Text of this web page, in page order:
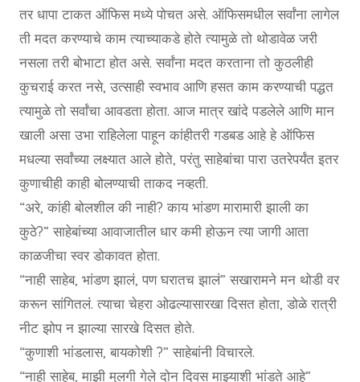
तर धापा टाकत ऑफिस मध्ये पोचत असे. ऑफिसमधील सर्वांना लागेल
ती मदत करण्याचे काम त्याच्याकडे होते त्यामुळे तो थोडावेळ जरी
नसला तरी बोभाटा होत असे. सर्वांना मदत करताना तो कुठलीही
कुचराई करत नसे, उत्साही स्वभाव आणि हसत काम करण्याची पद्धत
त्यामुळे तो सर्वांचा आवडता होता. आज मात्र खांदे पडलेले आणि मान
खाली असा उभा राहिलेला पाहून कांहीतरी गडबड आहे हे ऑफिस
मधल्या सर्वांच्या लक्ष्यात आले होते, परंतु साहेबांचा पारा उतरेपर्यंत इतर
कुणाचीही काही बोलण्याची ताकद नव्हती.
“अरे, कांही बोलशील की नाही? काय भांडण मारामारी झाली का
कुठे?” साहेबांच्या आवाजातील धार कमी होऊन त्या जागी आता
काळजीचा स्वर डोकावत होता.
“नाही साहेब, भांडण झालं, पण घरातच झालं” सखारामने मन थोडी वर
करून सांगितलं. त्याचा चेहरा ओढल्यासारखा दिसत होता, डोळे रात्री
नीट झोप न झाल्या सारखे दिसत होते.
“कुणाशी भांडलास, बायकोशी ?” साहेबांनी विचारले.
“नाही साहेब, माझी मुलगी गेले दोन दिवस माझ्याशी भांडते आहे”